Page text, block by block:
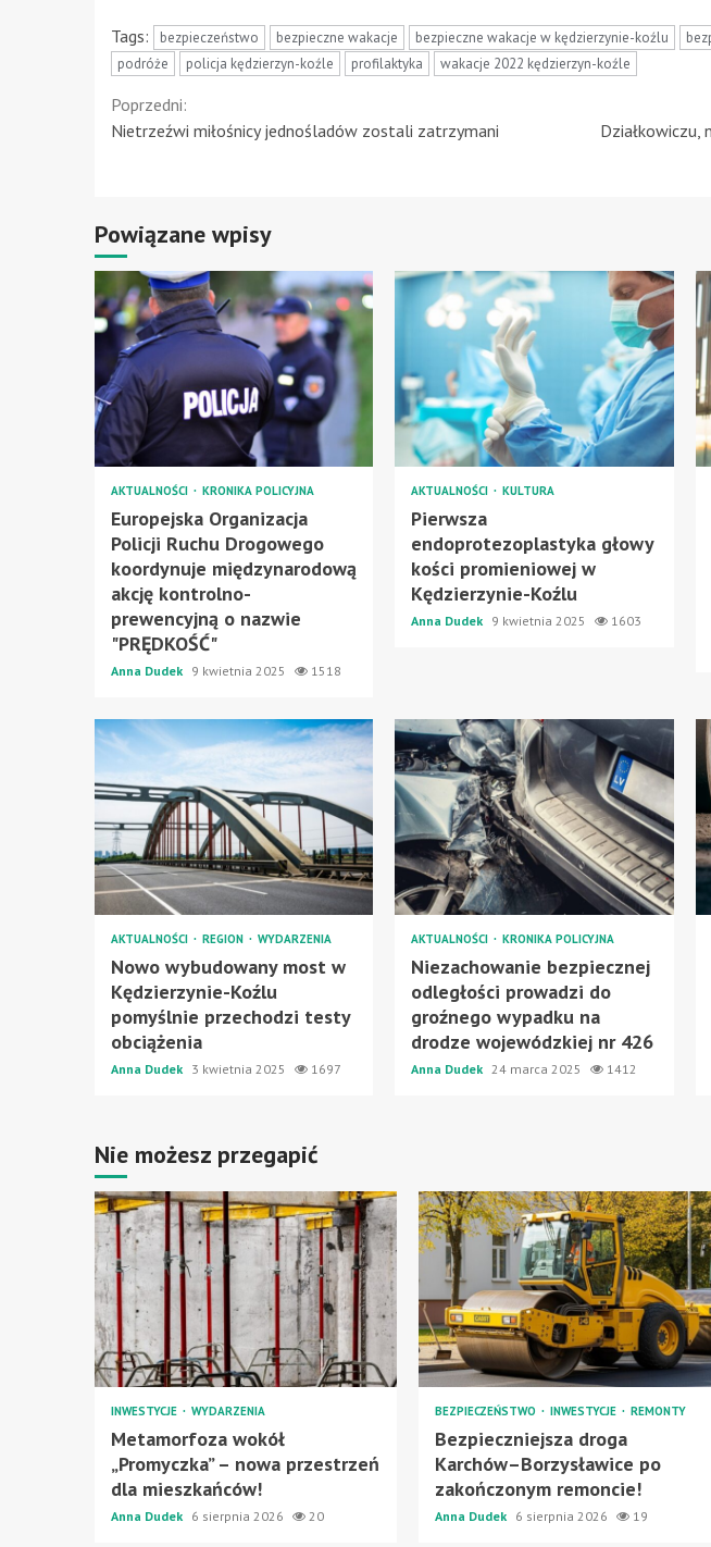
Tags: bezpieczeństwo bezpieczne wakacje bezpieczne wakacje w kędzierzynie-koźlu
podróże
policja kędzierzyn-koźle profilaktyka wakacje 2022 kędzierzyn-koźle
Continue
Poprzedni:
Nietrzeźwi miłośnicy jednośladów zostali zatrzymani
Działkowiczu,
Powiązane wpisy
AKTUALNOŚCI KRONIKA POLICYJNA
Europejska Organizacja
Policji Ruchu Drogowego
koordynuje międzynarodową
akcję kontrolno-
prewencyjną o nazwie
"PRĘDKOŚĆ"
Anna Dudek 9 kwietnia 2025 1518
AKTUALNOŚCI KULTURA
Pierwsza
endoprotezoplastyka głowy
kości promieniowej w
Kędzierzynie-Koźlu
Anna Dudek 9 kwietnia 2025 1603
AKTUALNOŚCI REGION WYDARZENIA
Nowo wybudowany most w
Kędzierzynie-Koźlu
pomyślnie przechodzi testy
obciążenia
Anna Dudek 3 kwietnia 2025 1697
AKTUALNOŚCI KRONIKA POLICYJNA
Niezachowanie bezpiecznej
odległości prowadzi do
groźnego wypadku na
drodze wojewódzkiej nr 426
Anna Dudek 24 marca 2025 1412
Nie możesz przegapić
INWESTYCJE WYDARZENIA
Metamorfoza wokół
„Promyczka” – nowa przestrzeń
dla mieszkańców!
Anna Dudek 6 sierpnia 2026 20
BEZPIECZEŃSTWO INWESTYCJE REMONTY
Bezpieczniejsza droga
Karchów–Borzysławice po
zakończonym remoncie!
Anna Dudek 6 sierpnia 2026 19